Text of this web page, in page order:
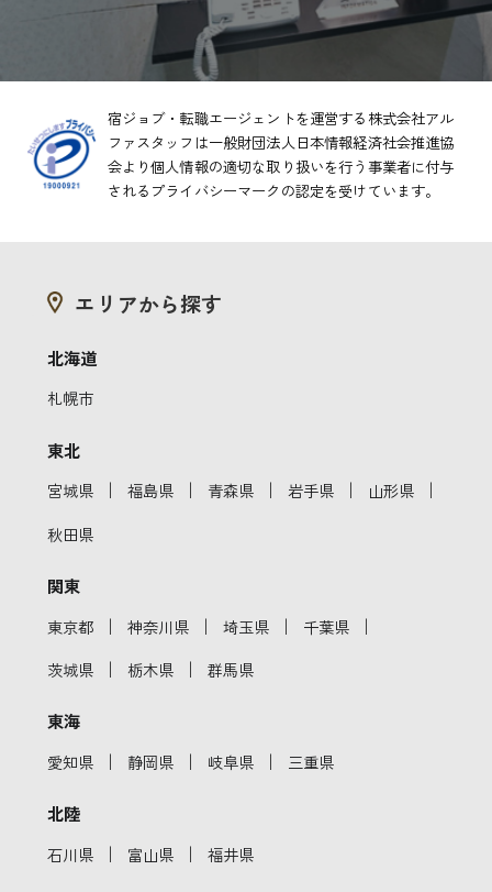
宿ジョブ・転職エージェントを運営する株式会社アル
ファスタッフは一般財団法人日本情報経済社会推進協
会より個人情報の適切な取り扱いを行う事業者に付与
されるプライバシーマークの認定を受けています。
エリアから探す
北海道
札幌市
東北
宮城県 ｜ 福島県 ｜ 青森県 ｜ 岩手県 ｜ 山形県 ｜
秋田県
関東
東京都 ｜ 神奈川県 ｜ 埼玉県 ｜ 千葉県 ｜
茨城県 ｜ 栃木県 ｜ 群馬県
東海
愛知県 ｜ 静岡県 ｜ 岐阜県 ｜ 三重県
北陸
石川県 ｜ 富山県 ｜ 福井県